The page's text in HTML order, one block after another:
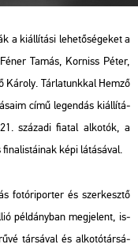
a ki­ál­lí­tá­si le­he­tő­sé­ge­ket a
Tamás, Kor­niss Péter,
Ká­roly. Tár­la­tunk­kal Hemző
című le­gen­dás ki­ál­lí­tá­
szá­za­di fi­a­tal al­ko­tók, a
képi lá­tá­sá­val.
fo­tó­ri­por­ter és szer­kesz­tő
pél­dány­ban meg­je­lent, is­
tár­sá­val és al­ko­tó­tár­sá­